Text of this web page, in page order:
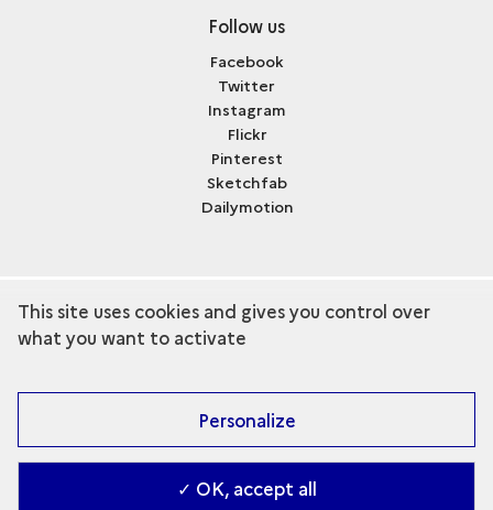
Follow us
Facebook
Twitter
Instagram
Flickr
Pinterest
Sketchfab
Dailymotion
Discover the collection
This site uses cookies and gives you control over
what you want to activate
Personalize
✓ OK, accept all